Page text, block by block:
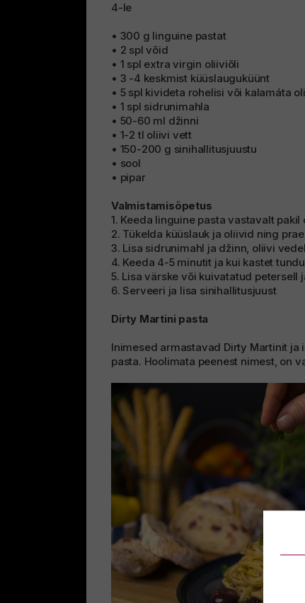
4-le
• 300 g linguine pastat
• 2 spl võid
• 1 spl extra virgin oliiviõli
• 3 -4 keskmist küüslauguküünt
• 5 spl kivideta rohelisi või kalamáta
• 1 spl sidrunimahla
• 50-60 ml džinni
• 1-2 tl oliivi vett
• 150-200 g sinihallitusjuustu
• sool
• pipar
Valmistamisõpetus
1. Keeda linguine pasta vastavalt
2. Tükelda küüslauk ja oliivid ning
3. Lisa sidrunimahl ja džinn, oliivi
4. Keeda 4-5 minutit ja kui kastet
5. Lisa värske või kuivatatud petersell
6. Serveeri ja lisa sinihallitusjuust
Dirty Martini pasta
Inimesed armastavad Dirty Martinit
pasta. Hoolimata peenest nimest, on